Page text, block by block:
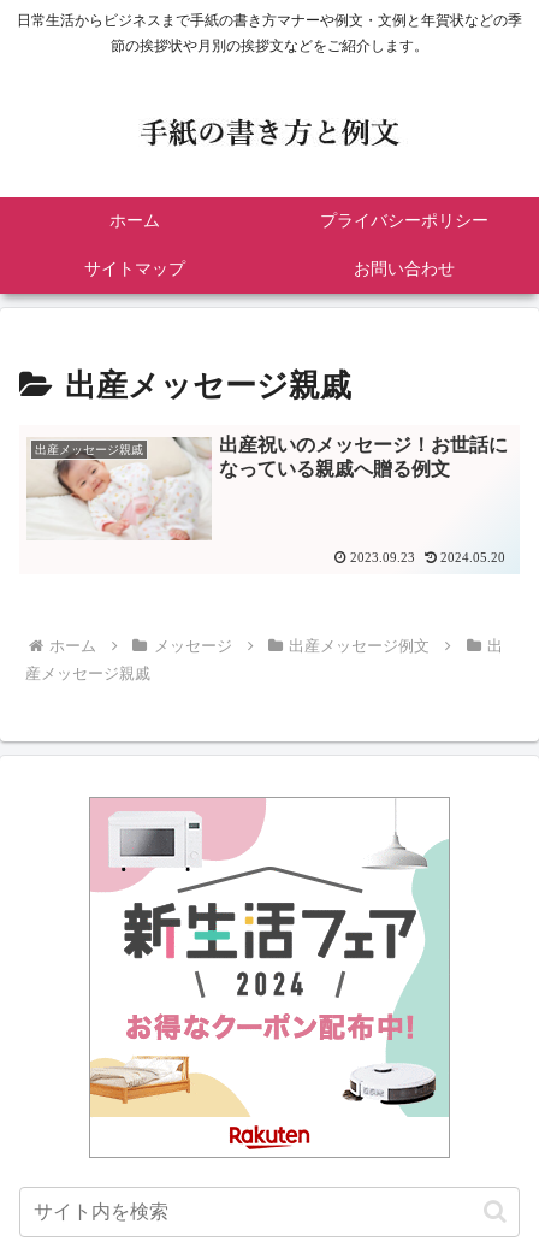
日常生活からビジネスまで手紙の書き方マナーや例文・文例と年賀状などの季
節の挨拶状や月別の挨拶文などをご紹介します。
ホーム プライバシーポリシー
サイトマップ お問い合わせ
出産メッセージ親戚
出産メッセージ親戚
出産祝いのメッセージ！お世話に
なっている親戚へ贈る例文
2023.09.23 2024.05.20
ホーム メッセージ 出産メッセージ例文
出
産メッセージ親戚